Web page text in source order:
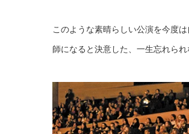
このような素晴らしい公演を今度
師になると決意した、一生忘れら